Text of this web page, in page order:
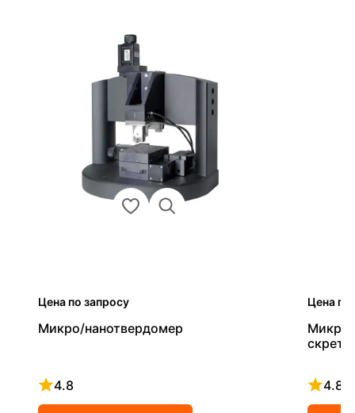
Цена по запросу
Микро/нанотвердомер
4.8
Рейтинг 4.8 из 5
Цена по
Микро/
4.8